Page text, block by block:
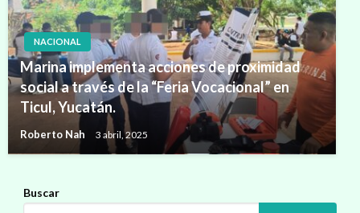
NACIONAL
Marina implementa acciones de proximidad
social a través de la “Feria Vocacional” en
Ticul, Yucatán.
Roberto Nah 3 abril, 2025
Buscar